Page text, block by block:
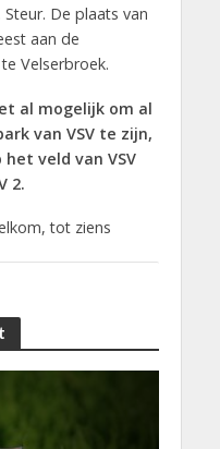
De plaats van
aan de
Velserbroek.
al mogelijk om al
van VSV te zijn,
veld van VSV
2.
tot ziens